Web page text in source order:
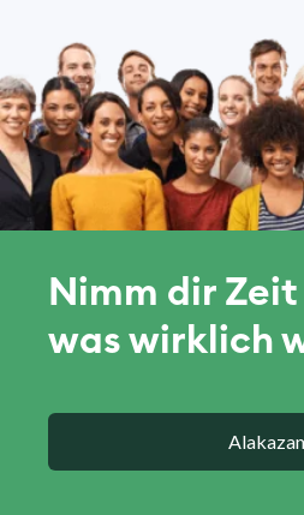
Nimm dir
was wirklich